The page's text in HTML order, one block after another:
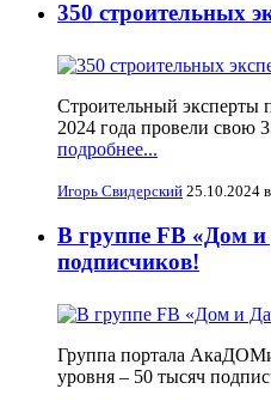
350 строительных
Строительный эксперты
2024 года провели свою
подробнее...
Игорь Свидерский 25.10.2024
В группе FB «Дом и
подписчиков!
Группа портала
уровня – 50 тысяч